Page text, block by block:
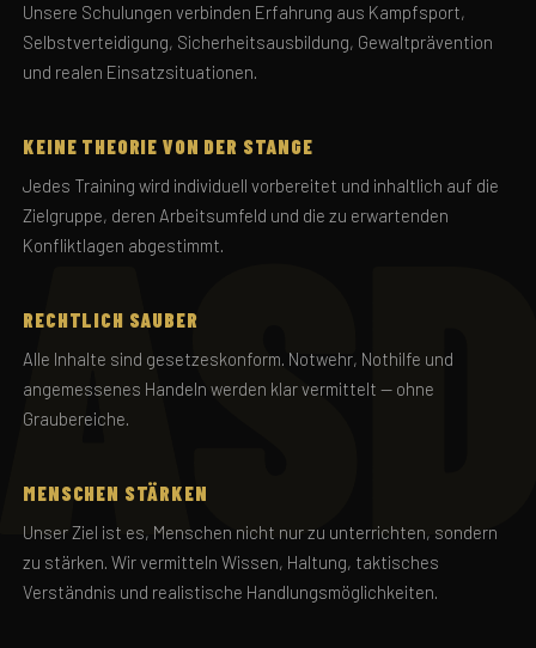
Unsere Schulungen verbinden Erfahrung aus Kampfsport,
Selbstverteidigung, Sicherheitsausbildung, Gewaltprävention
und realen Einsatzsituationen.
KEINE THEORIE VON DER STANGE
Jedes Training wird individuell vorbereitet und inhaltlich auf die
Zielgruppe, deren Arbeitsumfeld und die zu erwartenden
Konfliktlagen abgestimmt.
RECHTLICH SAUBER
Alle Inhalte sind gesetzeskonform. Notwehr, Nothilfe und
angemessenes Handeln werden klar vermittelt — ohne
Graubereiche.
MENSCHEN STÄRKEN
Unser Ziel ist es, Menschen nicht nur zu unterrichten, sondern
zu stärken. Wir vermitteln Wissen, Haltung, taktisches
Verständnis und realistische Handlungsmöglichkeiten.